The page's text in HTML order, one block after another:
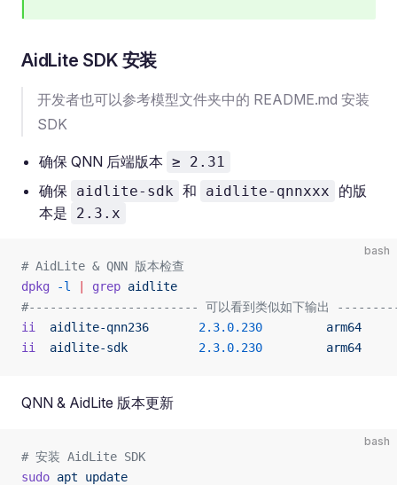
AidLite SDK 安装
开发者也可以参考模型文件夹中的 README.md 安装
SDK
确保 QNN 后端版本 ≥ 2.31
确保 aidlite-sdk 和 aidlite-qnnxxx
的版
本是
2.3.x
bash
# AidLite & QNN 版本检查
dpkg -l grep aidlite
#------------------------ 可以看到类似如下输出
ii
  aidlite-qnn236
       2.3.0.230
         arm64
ii
  aidlite-sdk
          2.3.0.230
         arm64
QNN & AidLite 版本更新
bash
# 安装 AidLite SDK
sudo apt update